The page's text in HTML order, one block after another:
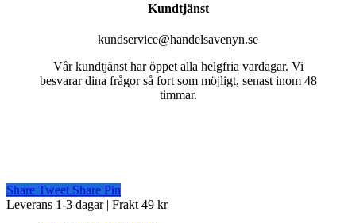
Kundtjänst
kundservice@handelsavenyn.se
Vår kundtjänst har öppet alla helgfria vardagar. Vi
besvarar dina frågor så fort som möjligt, senast inom 48
timmar.
Share Tweet Share Pin
Close
Leverans 1-3 dagar | Frakt 49 kr